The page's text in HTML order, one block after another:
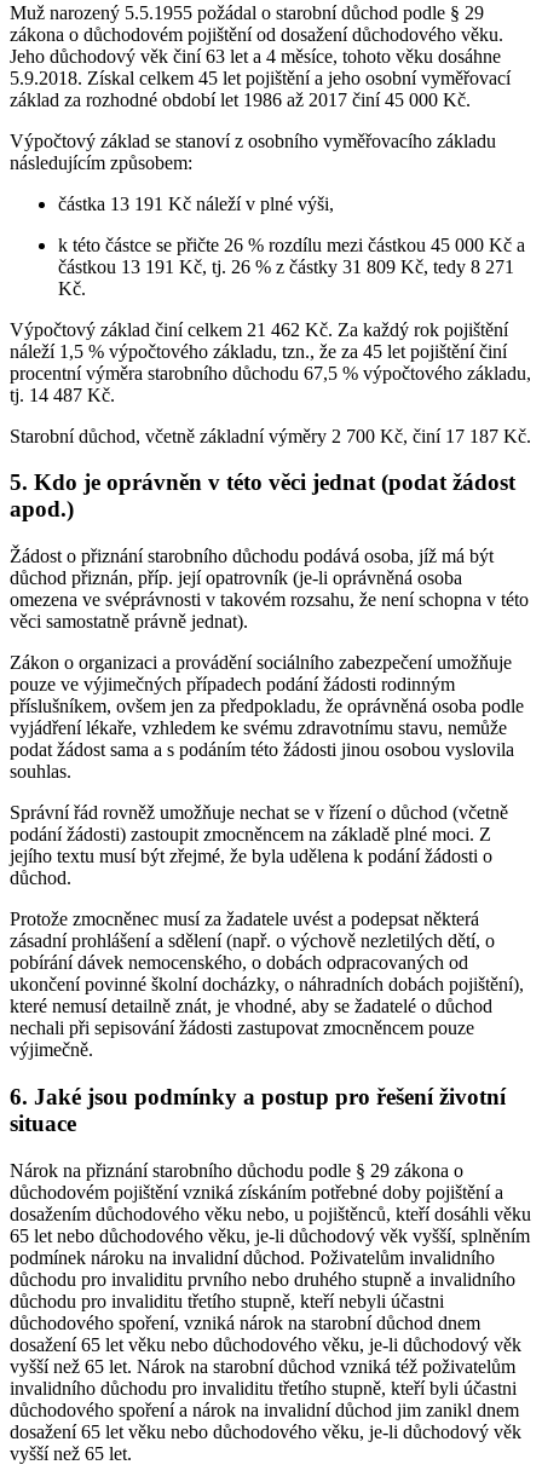
Muž narozený 5.5.1955 požádal o starobní důchod podle § 29
zákona o důchodovém pojištění od dosažení důchodového věku.
Jeho důchodový věk činí 63 let a 4 měsíce, tohoto věku dosáhne
5.9.2018. Získal celkem 45 let pojištění a jeho osobní vyměřovací
základ za rozhodné období let 1986 až 2017 činí 45 000 Kč.
Výpočtový základ se stanoví z osobního vyměřovacího základu
následujícím způsobem:
částka 13 191 Kč náleží v plné výši,
k této částce se přičte 26 % rozdílu mezi částkou 45 000 Kč a
částkou 13 191 Kč, tj. 26 % z částky 31 809 Kč, tedy 8 271
Kč.
Výpočtový základ činí celkem 21 462 Kč. Za každý rok pojištění
náleží 1,5 % výpočtového základu, tzn., že za 45 let pojištění činí
procentní výměra starobního důchodu 67,5 % výpočtového základu,
tj. 14 487 Kč.
Starobní důchod, včetně základní výměry 2 700 Kč, činí 17 187 Kč.
5. Kdo je oprávněn v této věci jednat (podat žádost
apod.)
Žádost o přiznání starobního důchodu podává osoba, jíž má být
důchod přiznán, příp. její opatrovník (je-li oprávněná osoba
omezena ve svéprávnosti v takovém rozsahu, že není schopna v této
věci samostatně právně jednat).
Zákon o organizaci a provádění sociálního zabezpečení umožňuje
pouze ve výjimečných případech podání žádosti rodinným
příslušníkem, ovšem jen za předpokladu, že oprávněná osoba podle
vyjádření lékaře, vzhledem ke svému zdravotnímu stavu, nemůže
podat žádost sama a s podáním této žádosti jinou osobou vyslovila
souhlas.
Správní řád rovněž umožňuje nechat se v řízení o důchod (včetně
podání žádosti) zastoupit zmocněncem na základě plné moci. Z
jejího textu musí být zřejmé, že byla udělena k podání žádosti o
důchod.
Protože zmocněnec musí za žadatele uvést a podepsat některá
zásadní prohlášení a sdělení (např. o výchově nezletilých dětí, o
pobírání dávek nemocenského, o dobách odpracovaných od
ukončení povinné školní docházky, o náhradních dobách pojištění),
které nemusí detailně znát, je vhodné, aby se žadatelé o důchod
nechali při sepisování žádosti zastupovat zmocněncem pouze
výjimečně.
6. Jaké jsou podmínky a postup pro řešení životní
situace
Nárok na přiznání starobního důchodu podle § 29 zákona o
důchodovém pojištění vzniká získáním potřebné doby pojištění a
dosažením důchodového věku nebo, u pojištěnců, kteří dosáhli věku
65 let nebo důchodového věku, je-li důchodový věk vyšší, splněním
podmínek nároku na invalidní důchod. Poživatelům invalidního
důchodu pro invaliditu prvního nebo druhého stupně a invalidního
důchodu pro invaliditu třetího stupně, kteří nebyli účastni
důchodového spoření, vzniká nárok na starobní důchod dnem
dosažení 65 let věku nebo důchodového věku, je-li důchodový věk
vyšší než 65 let. Nárok na starobní důchod vzniká též poživatelům
invalidního důchodu pro invaliditu třetího stupně, kteří byli účastni
důchodového spoření a nárok na invalidní důchod jim zanikl dnem
dosažení 65 let věku nebo důchodového věku, je-li důchodový věk
vyšší než 65 let.